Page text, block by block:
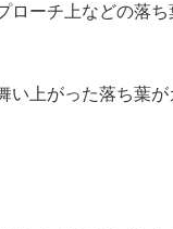
ローチ上などの落
い上がった落ち葉